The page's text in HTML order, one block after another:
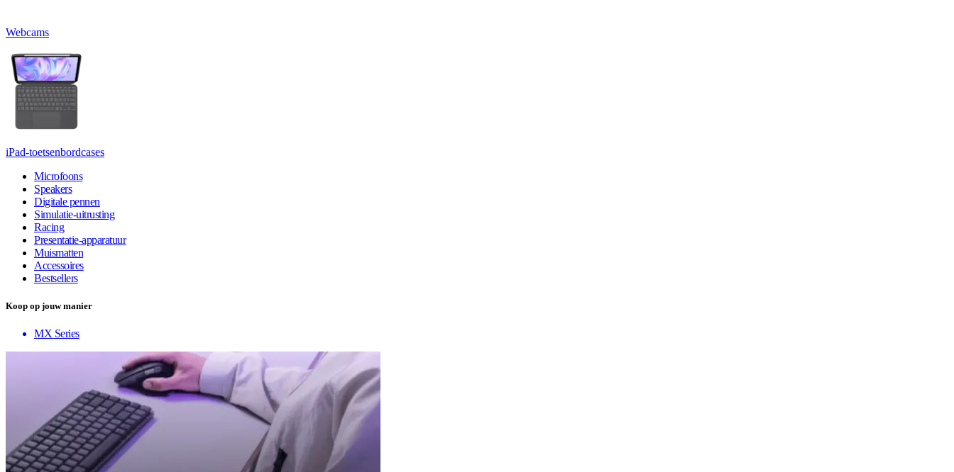
Webcams
iPad-toetsenbordcases
Microfoons
Speakers
Digitale pennen
Simulatie-uitrusting
Racing
Presentatie-apparatuur
Muismatten
Accessoires
Bestsellers
Koop op jouw manier
MX Series